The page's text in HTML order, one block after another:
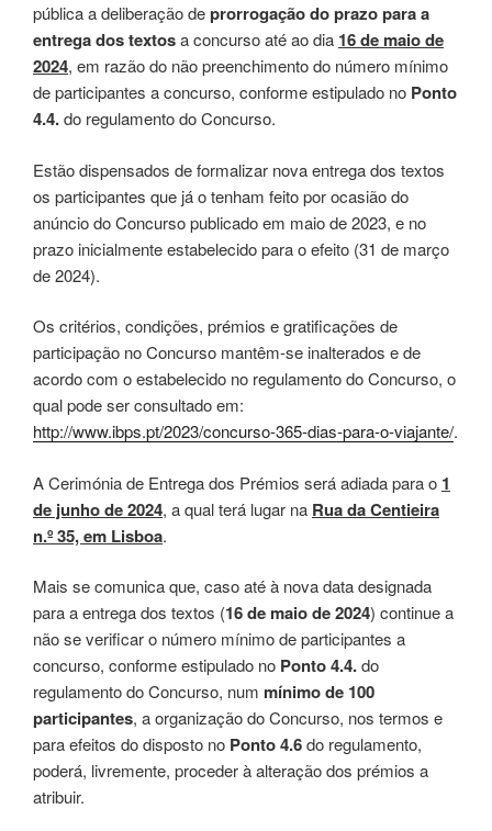
pública a deliberação deprorrogação do prazo para a
entrega dos textosa concurso até ao dia 16 de maio de
2024, em razão do não preenchimento do número mínimo
de participantes a concurso, conforme estipulado no Ponto
4.4.do regulamento do Concurso.
Estão dispensados de formalizar nova entrega dos textos
os participantes que já o tenham feito por ocasião do
anúncio do Concurso publicado em maio de 2023, e no
prazo inicialmente estabelecido para o efeito (31 de março
de 2024).
Os critérios, condições, prémios e gratificações de
participação no Concurso mantêm-se inalterados e de
acordo com o estabelecido no regulamento do Concurso, o
qual pode ser consultado em:
http://www.ibps.pt/2023/concurso-365-dias-para-o-viajante/.
A Cerimónia de Entrega dos Prémios será adiada para o 1
de junho de 2024, a qual terá lugar na Rua da Centieira
n.º 35, em Lisboa.
Mais se comunica que, caso até à nova data designada
para a entrega dos textos (16 de maio de 2024) continue a
não se verificar o número mínimo de participantes a
concurso, conforme estipulado no Ponto 4.4.do
regulamento do Concurso, num mínimo de 100
participantes, a organização do Concurso, nos termos e
para efeitos do disposto no Ponto 4.6do regulamento,
poderá, livremente, proceder à alteração dos prémios a
atribuir.